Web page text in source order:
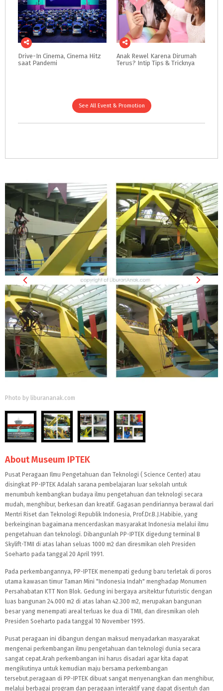
Drive-In Cinema, Cinema Hitz
saat Pandemi
Anak Rewel Karena Dirumah
Terus? Intip Tips & Tricknya
See All Event & Promotion
Photo by liburananak.com
About Museum IPTEK
Pusat Peragaan Ilmu Pengetahuan dan Teknologi ( Science Center) atau
disingkat PP-IPTEK Adalah sarana pembelajaran luar sekolah untuk
menumbuh kembangkan budaya ilmu pengetahuan dan teknologi secara
mudah, menghibur, berkesan dan kreatif. Gagasan pendiriannya berawal dari
Mentri Riset dan Teknologi Republik Indonesia, Prof.Dr.B.J.Habibie, yang
berkeinginan bagaimana mencerdaskan masyarakat Indonesia melalui ilmu
pengetahuan dan teknologi. Dibangunlah PP-IPTEK digedung terminal B
Skylift-TMII di atas lahan seluas 1000 m2 dan diresmikan oleh Presiden
Soeharto pada tanggal 20 April 1991.
Pada perkembangannya, PP-IPTEK menempati gedung baru terletak di poros
utama kawasan timur Taman Mini "Indonesia Indah" menghadap Monumen
Persahabatan KTT Non Blok. Gedung ini bergaya arsitektur futuristic dengan
luas bangunan 24.000 m2 di atas lahan 42.300 m2, merupakan bangunan
besar yang menempati areal terluas ke dua di TMII, dan diresmikan oleh
Presiden Soeharto pada tanggal 10 November 1995.
Pusat peragaan ini dibangun dengan maksud menyadarkan masyarakat
mengenai perkembangan ilmu pengetahuan dan teknologi dunia secara
sangat cepat.Arah perkembangan ini harus disadari agar kita dapat
mengikutinya untuk kemudian maju bersama perkembangan
tersebut.peragaan di PP-IPTEK dibuat sangat menyenangkan dan menghibur,
melalui berbagai program dan peragaan interaktif yang dapat disentuh dan